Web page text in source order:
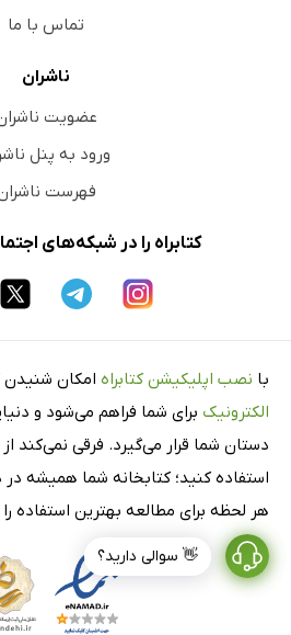
👋 سوالی دارید؟
تماس با ما
ناشران
عضویت
ورود به پنل
فهرست
کتابراه را در شبکه‌های
با نصب اپلیکیشن کتابراه امکان شنیدن
الکترونیک برای شما فراهم می‌شود و
دستان شما قرار می‌گیرد. فرقی نمی‌کند از
استفاده کنید؛ کتابخانه شما همیشه
هر لحظه برای مطالعه بهترین استفاده را